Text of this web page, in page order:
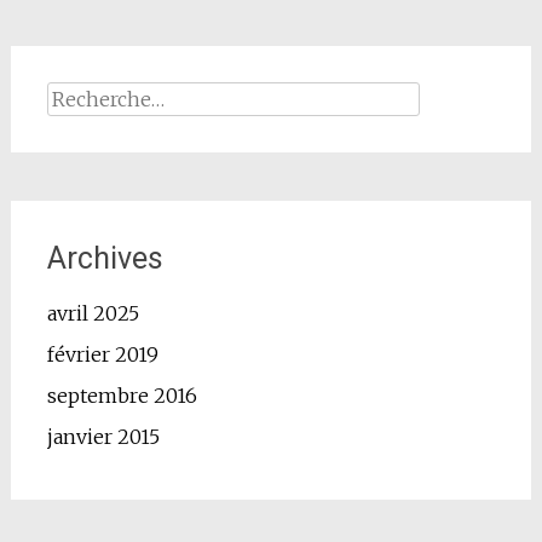
Rechercher :
Archives
avril 2025
février 2019
septembre 2016
janvier 2015